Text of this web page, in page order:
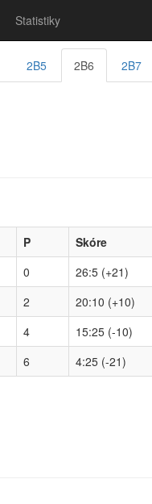
Statistiky
2B5 2B6 2B7
P Skóre
0 26:5 (+21)
2 20:10 (+10)
4 15:25 (-10)
6 4:25 (-21)